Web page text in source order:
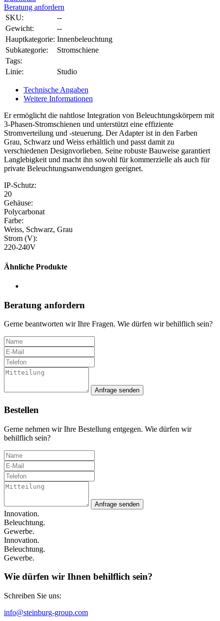
Beratung anfordern
SKU:
--
Gewicht:
--
Hauptkategorie: Innenbeleuchtung
Subkategorie:
Stromschiene
Tags:
Linie:
Studio
Technische Angaben
Weitere Informationen
Er ermöglicht die nahtlose Integration von Beleuchtungskörpern mit
3-Phasen-Stromschienen und unterstützt eine effiziente
Stromverteilung und -steuerung. Der Adapter ist in den Farben
Grau, Schwarz und Weiss erhältlich und passt damit zu
verschiedenen Designvorlieben. Seine robuste Bauweise garantiert
Langlebigkeit und macht ihn sowohl für kommerzielle als auch für
private Beleuchtungsanwendungen geeignet.
IP-Schutz:
20
Gehäuse:
Polycarbonat
Farbe:
Weiss, Schwarz, Grau
Strom (V):
220-240V
Ähnliche Produkte
Beratung anfordern
Gerne beantworten wir Ihre Fragen. Wie dürfen wir behilflich sein?
Anfrage senden
Bestellen
Gerne nehmen wir Ihre Bestellung entgegen. Wie dürfen wir
behilflich sein?
Anfrage senden
Innovation.
Beleuchtung.
Gewerbe.
Innovation.
Beleuchtung.
Gewerbe.
Wie dürfen wir Ihnen behilflich sein?
Schreiben Sie uns:
info@steinburg-group.com